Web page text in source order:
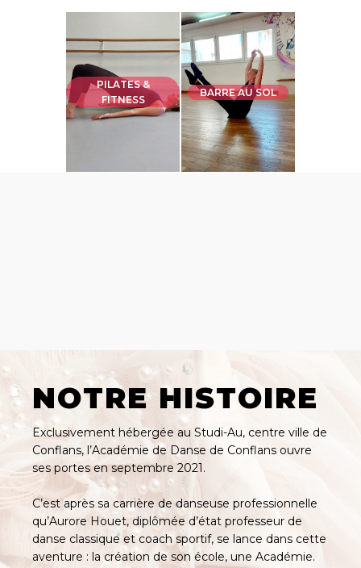
PILATES &
FITNESS
BARRE AU SOL
NOTRE HISTOIRE
Exclusivement hébergée au Studi-Au, centre ville de
Conflans, l’Académie de Danse de Conflans ouvre
ses portes en septembre 2021.
C’est après sa carrière de danseuse professionnelle
qu’Aurore Houet, diplômée d’état professeur de
danse classique et coach sportif, se lance dans cette
aventure : la création de son école, une Académie.